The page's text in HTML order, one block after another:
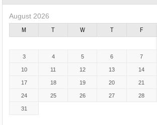
August 2026
M
T W T F
3 4 5 6 7
10 11 12 13 14
17 18 19 20 21
24 25 26 27 28
31